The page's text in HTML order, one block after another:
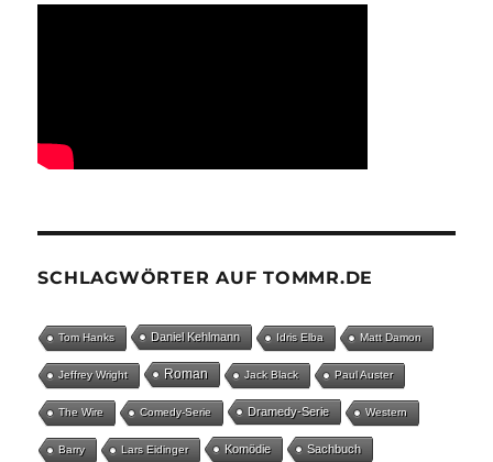
SCHLAGWÖRTER AUF TOMMR.DE
Tom Hanks Daniel Kehlmann Idris Elba Matt Damon
Jeffrey Wright Roman Jack Black Paul Auster
The Wire Comedy-Serie Dramedy-Serie Western
Barry Lars Eidinger Komödie Sachbuch